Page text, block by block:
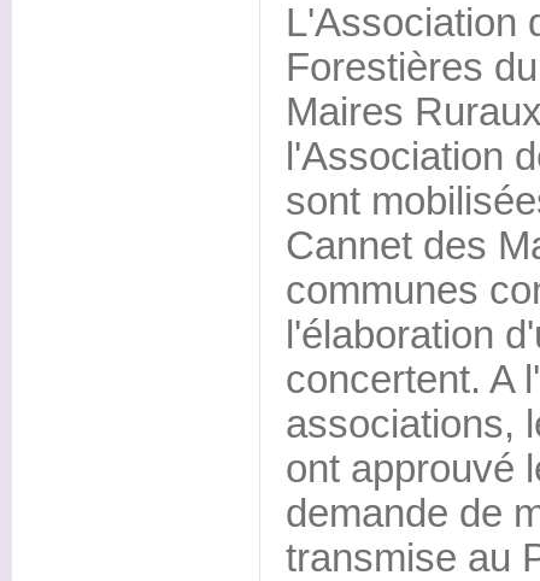
L'Association
Forestières
Maires
l'Association
sont
Cannet des
communes
l'élaboration
concertent. A
associations,
ont approuvé
demande de
transmise au